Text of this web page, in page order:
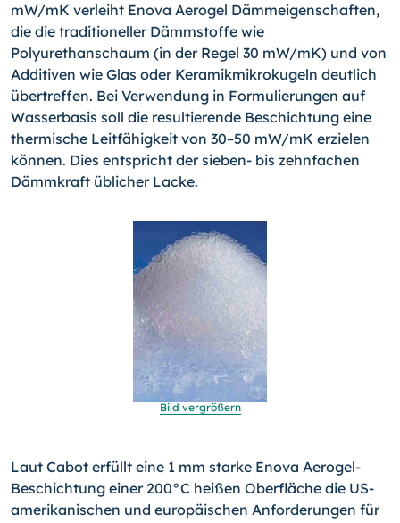
mW/mK verleiht Enova Aerogel Dämmeigenschaften,
die die traditioneller Dämmstoffe wie
Polyurethanschaum (in der Regel 30 mW/mK) und von
Additiven wie Glas oder Keramikmikrokugeln deutlich
übertreffen. Bei Verwendung in Formulierungen auf
Wasserbasis soll die resultierende Beschichtung eine
thermische Leitfähigkeit von 30–50 mW/mK erzielen
können. Dies entspricht der sieben- bis zehnfachen
Dämmkraft üblicher Lacke.
Bild vergrößern
Laut Cabot erfüllt eine 1 mm starke Enova Aerogel-
Beschicht­ung einer 200°C heißen Oberfläche die US-
amerikanischen und europäischen Anforderungen für